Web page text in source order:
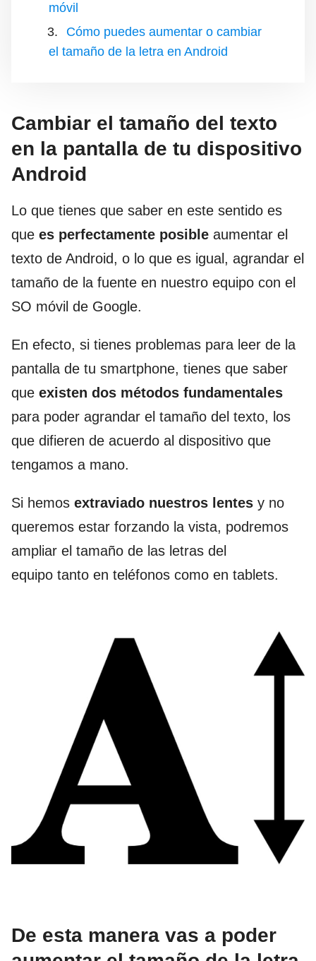
móvil
Cómo puedes aumentar o cambiar
el tamaño de la letra en Android
Cambiar el tamaño del texto
en la pantalla de tu dispositivo
Android
Lo que tienes que saber en este sentido es
que es perfectamente posible aumentar el
texto de Android, o lo que es igual, agrandar el
tamaño de la fuente en nuestro equipo con el
SO móvil de Google.
En efecto, si tienes problemas para leer de la
pantalla de tu smartphone, tienes que saber
que existen dos métodos fundamentales
para poder agrandar el tamaño del texto, los
que difieren de acuerdo al dispositivo que
tengamos a mano.
Si hemos extraviado nuestros lentes y no
queremos estar forzando la vista, podremos
ampliar el tamaño de las letras del
equipo tanto en teléfonos como en tablets.
De esta manera vas a poder